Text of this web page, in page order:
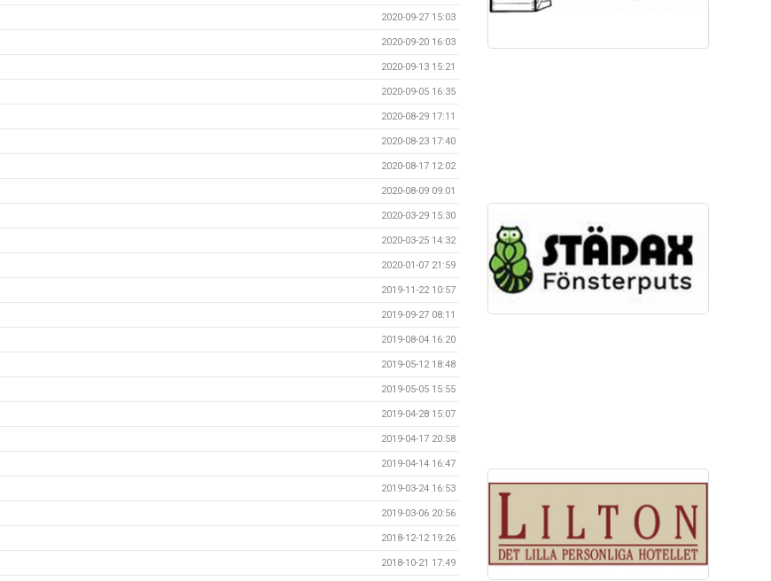
2020-09-27 15:03
2020-09-20 16:03
2020-09-13 15:21
2020-09-05 16:35
2020-08-29 17:11
2020-08-23 17:40
2020-08-17 12:02
2020-08-09 09:01
2020-03-29 15:30
2020-03-25 14:32
2020-01-07 21:59
2019-11-22 10:57
2019-09-27 08:11
2019-08-04 16:20
2019-05-12 18:48
2019-05-05 15:55
2019-04-28 15:07
2019-04-17 20:58
2019-04-14 16:47
2019-03-24 16:53
2019-03-06 20:56
2018-12-12 19:26
2018-10-21 17:49